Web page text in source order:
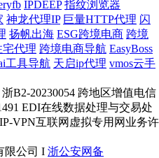
IPDEEP 指纹浏览器
神龙代理IP 巨量HTTP代理 闪
扬帆出海 ESG跨境电商 跨境
宅代理 跨境电商导航 EasyBoss
工具导航 天启ip代理 vmos云手
B2-20230054 跨地区增值电信
EDI在线数据处理与交易处
VPN互联网虚拟专用网业务许
限公司 I 浙公安网备